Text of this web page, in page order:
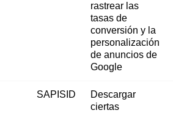
rastrear las
tasas de
conversión y la
personalización
de anuncios de
Google
SAPISID
Descargar
ciertas